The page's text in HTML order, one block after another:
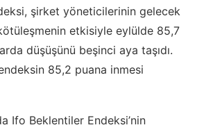
şirket yöneticilerinin gelecek
etkisiyle eylülde 85,7
düşüşünü beşinci aya taşıdı.
85,2 puana inmesi
Ifo Beklentiler Endeksi’nin